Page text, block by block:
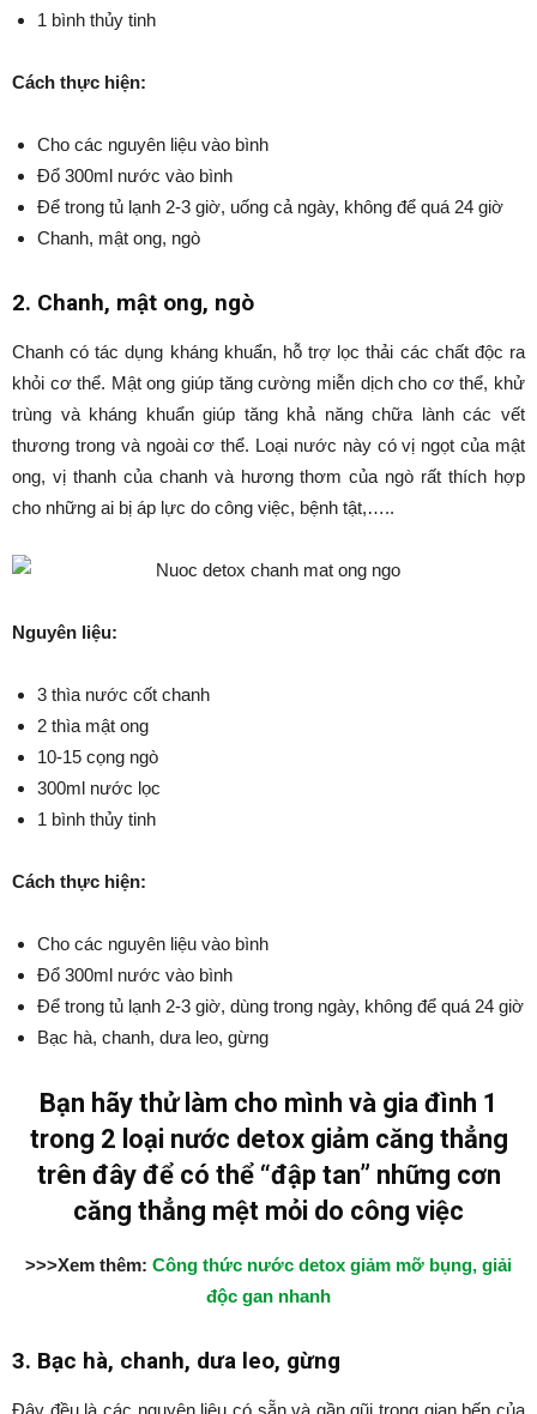
1 bình thủy tinh
Cách thực hiện:
Cho các nguyên liệu vào bình
Đổ 300ml nước vào bình
Để trong tủ lạnh 2-3 giờ, uống cả ngày, không để quá 24 giờ
Chanh, mật ong, ngò
2. Chanh, mật ong, ngò
Chanh có tác dụng kháng khuẩn, hỗ trợ lọc thải các chất độc ra
khỏi cơ thể. Mật ong giúp tăng cường miễn dịch cho cơ thể, khử
trùng và kháng khuẩn giúp tăng khả năng chữa lành các vết
thương trong và ngoài cơ thể. Loại nước này có vị ngọt của mật
ong, vị thanh của chanh và hương thơm của ngò rất thích hợp
cho những ai bị áp lực do công việc, bệnh tật,…..
Nguyên liệu:
3 thìa nước cốt chanh
2 thìa mật ong
10-15 cọng ngò
300ml nước lọc
1 bình thủy tinh
Cách thực hiện:
Cho các nguyên liệu vào bình
Đổ 300ml nước vào bình
Để trong tủ lạnh 2-3 giờ, dùng trong ngày, không để quá 24 giờ
Bạc hà, chanh, dưa leo, gừng
Bạn hãy thử làm cho mình và gia đình 1
trong 2 loại nước detox giảm căng thẳng
trên đây để có thể “đập tan” những cơn
căng thẳng mệt mỏi do công việc
>>>Xem thêm: Công thức nước detox giảm mỡ bụng, giải
độc gan nhanh
3. Bạc hà, chanh, dưa leo, gừng
Đây đều là các nguyên liệu có sẵn và gần gũi trong gian bếp của